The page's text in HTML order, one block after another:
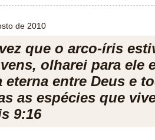
de 2010
que o arco-íris
olharei para ele
eterna entre Deus e
as espécies que
9:16